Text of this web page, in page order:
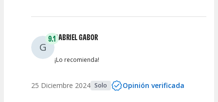
G
9.1GABRIEL GABOR
¡Lo recomienda!
25 Diciembre 2024 Solo Opinión verificada